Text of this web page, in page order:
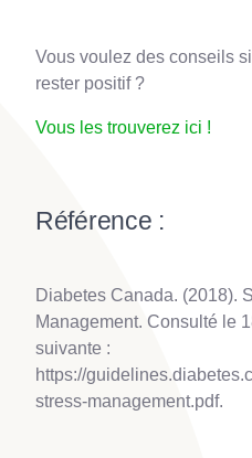
Vous voulez des conseils
rester positif ?
Vous les trouverez ici !
Référence :
Diabetes Canada. (2018).
Management. Consulté le
suivante :
https://
stress-management.pdf.